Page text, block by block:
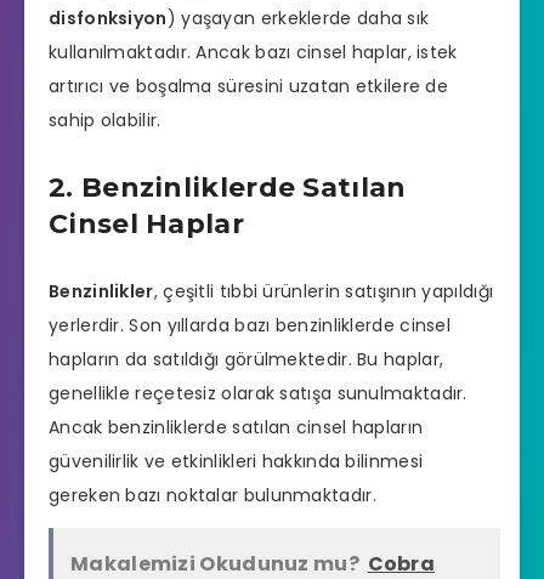
disfonksiyon) yaşayan erkeklerde daha sık
kullanılmaktadır. Ancak bazı cinsel haplar, istek
artırıcı ve boşalma süresini uzatan etkilere de
sahip olabilir.
2. Benzinliklerde Satılan
Cinsel Haplar
Benzinlikler, çeşitli tıbbi ürünlerin satışının yapıldığı
yerlerdir. Son yıllarda bazı benzinliklerde cinsel
hapların da satıldığı görülmektedir. Bu haplar,
genellikle reçetesiz olarak satışa sunulmaktadır.
Ancak benzinliklerde satılan cinsel hapların
güvenilirlik ve etkinlikleri hakkında bilinmesi
gereken bazı noktalar bulunmaktadır.
Makalemizi Okudunuz mu? Cobra